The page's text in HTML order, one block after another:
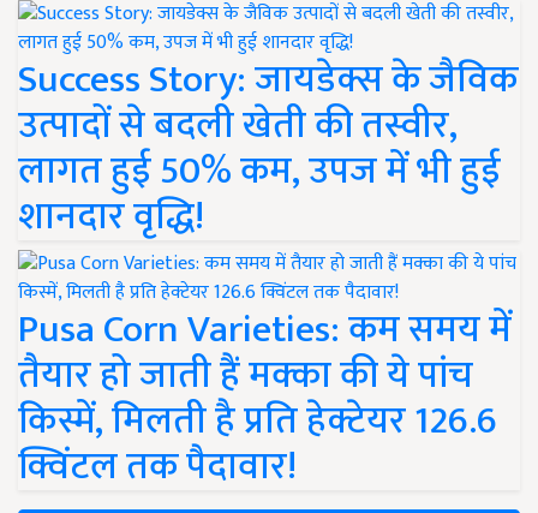
Success Story: जायडेक्स के जैविक
उत्पादों से बदली खेती की तस्वीर,
लागत हुई 50% कम, उपज में भी हुई
शानदार वृद्धि!
Pusa Corn Varieties: कम समय में
तैयार हो जाती हैं मक्का की ये पांच
किस्में, मिलती है प्रति हेक्टेयर 126.6
क्विंटल तक पैदावार!